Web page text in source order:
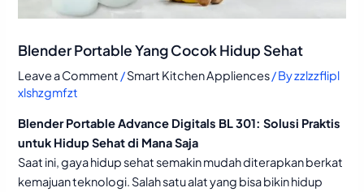
Blender Portable Yang Cocok Hidup Sehat
Leave a Comment /Smart Kitchen Appliences/ Byzzlzzflipl
xlshzgmfzt
Blender Portable Advance Digitals BL 301: Solusi Praktis
untuk Hidup Sehat di Mana Saja
Saat ini, gaya hidup sehat semakin mudah diterapkan berkat
kemajuan teknologi. Salah satu alat yang bisa bikin hidup